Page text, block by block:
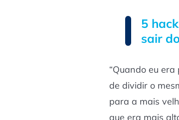
5
sair
“Quando eu
de dividir o
para a mais
que era mais